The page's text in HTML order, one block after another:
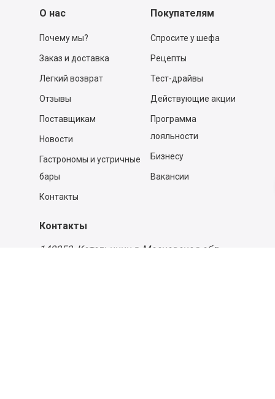
О нас
Почему мы?
Заказ и доставка
Легкий возврат
Отзывы
Поставщикам
Новости
Гастрономы и устричные
бары
Контакты
Покупателям
Спросите у шефа
Рецепты
Тест-драйвы
Действующие акции
Программа
лояльности
Бизнесу
Вакансии
Контакты
140053, Котельники г, Московская обл.